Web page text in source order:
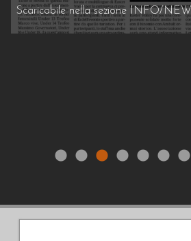
Scaricabile nella sezione INFO/